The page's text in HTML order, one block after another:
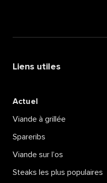
Liens utiles
Actuel
Viande à grillée
Spareribs
Viande sur l’os
Steaks les plus populaires